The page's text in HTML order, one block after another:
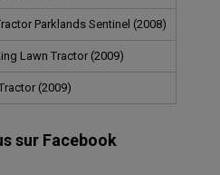
Parklands Sentinel (2008)
Lawn Tractor (2009)
(2009)
sur Facebook